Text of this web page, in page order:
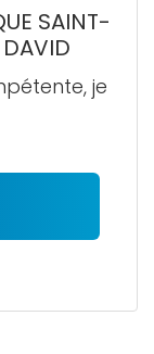
SAINT-
je